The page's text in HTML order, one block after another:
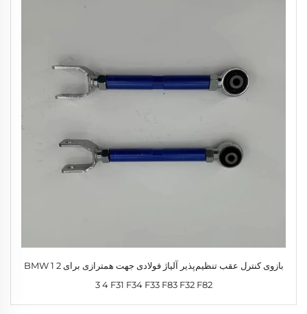
بازوی کنترل عقب تنظیم‌پذیر آلیاژ فولادی جهت همترازی برای BMW 1 2
3 4 F31 F34 F33 F83 F32 F82